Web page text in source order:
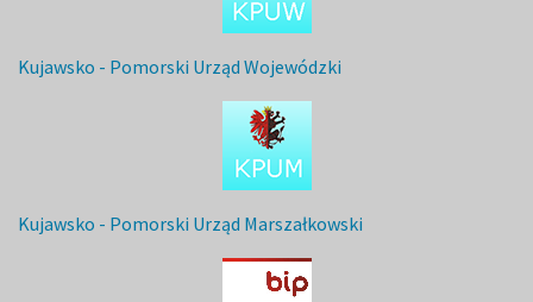
Kujawsko - Pomorski Urząd Wojewódzki
Kujawsko - Pomorski Urząd Marszałkowski